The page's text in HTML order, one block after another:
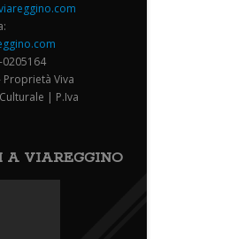
Viva
| P.Iva
A VIAREGGINO